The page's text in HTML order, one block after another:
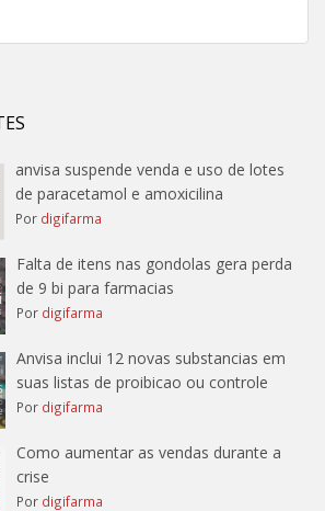
anvisa suspende venda e uso de lotes
de paracetamol e amoxicilina
Por digifarma
Falta de itens nas gondolas gera perda
de 9 bi para farmacias
Por digifarma
Anvisa inclui 12 novas substancias em
suas listas de proibicao ou controle
Por digifarma
Como aumentar as vendas durante a
crise
Por digifarma